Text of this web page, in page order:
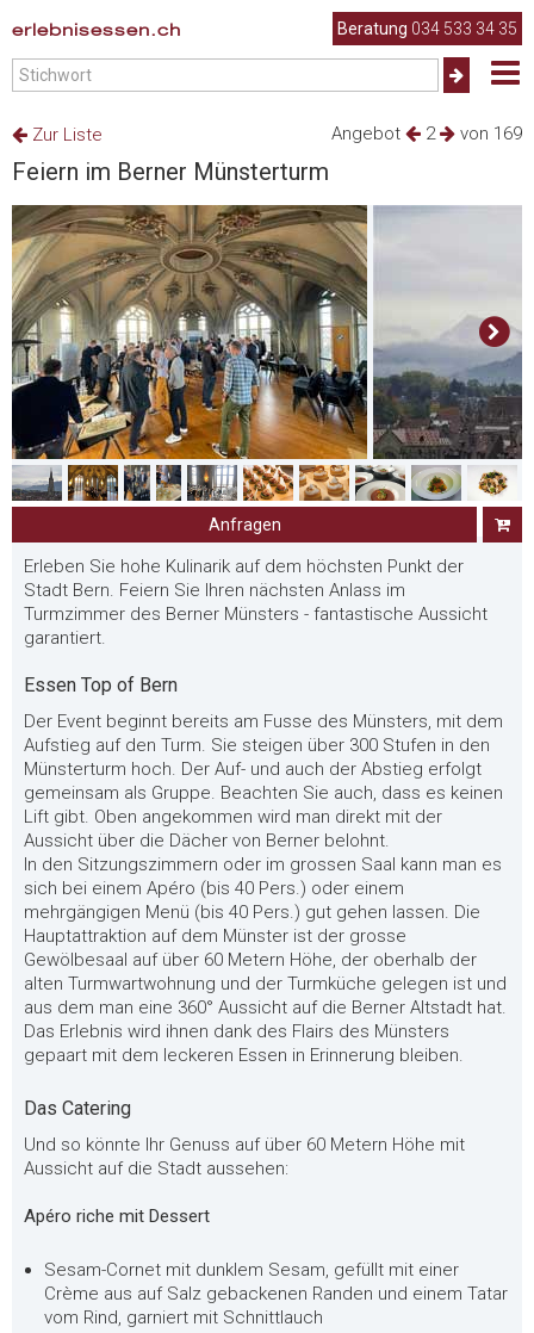
erlebnisessen.ch Beratung 034 533 34 35
Angebot 2 von 169
Zur Liste
Feiern im Berner Münsterturm
Anfragen
Erleben Sie hohe Kulinarik auf dem höchsten Punkt der
Stadt Bern. Feiern Sie Ihren nächsten Anlass im
Turmzimmer des Berner Münsters - fantastische Aussicht
garantiert.
Essen Top of Bern
Der Event beginnt bereits am Fusse des Münsters, mit dem
Aufstieg auf den Turm. Sie steigen über 300 Stufen in den
Münsterturm hoch. Der Auf- und auch der Abstieg erfolgt
gemeinsam als Gruppe. Beachten Sie auch, dass es keinen
Lift gibt. Oben angekommen wird man direkt mit der
Aussicht über die Dächer von Berner belohnt.
In den Sitzungszimmern oder im grossen Saal kann man es
sich bei einem Apéro (bis 40 Pers.) oder einem
mehrgängigen Menü (bis 40 Pers.) gut gehen lassen. Die
Hauptattraktion auf dem Münster ist der grosse
Gewölbesaal auf über 60 Metern Höhe, der oberhalb der
alten Turmwartwohnung und der Turmküche gelegen ist und
aus dem man eine 360° Aussicht auf die Berner Altstadt hat.
Das Erlebnis wird ihnen dank des Flairs des Münsters
gepaart mit dem leckeren Essen in Erinnerung bleiben.
Das Catering
Und so könnte Ihr Genuss auf über 60 Metern Höhe mit
Aussicht auf die Stadt aussehen:
Apéro riche mit Dessert
Sesam-Cornet mit dunklem Sesam, gefüllt mit einer
Crème aus auf Salz gebackenen Randen und einem Tatar
vom Rind, garniert mit Schnittlauch